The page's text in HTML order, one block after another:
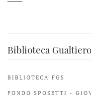
Biblioteca
BIBLIOTECA FGS
FONDO SPOSETTI -